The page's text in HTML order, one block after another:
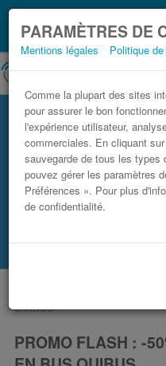
PARAMÈTRES DE
Mentions légales Politique
Comme la plupart des sites
pour assurer le bon
l'expérience utilisateur,
commerciales. En cliquant
sauvegarde de tous les types
pouvez gérer les paramètres
Préférences ». Pour plus
de confidentialité.
Coronavirus
savoir, lorsque vous
promo de groupe
Blog
Promo
OUIBUS
PROMO FLASH : -